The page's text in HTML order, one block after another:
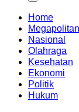
Home
Megapolitan
Nasional
Olahraga
Kesehatan
Ekonomi
Politik
Hukum